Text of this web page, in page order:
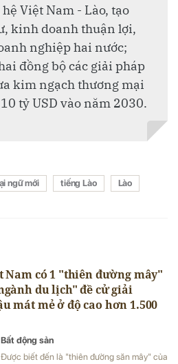
Việt Nam - Lào, tạo
kinh doanh thuận lợi,
nghiệp hai nước;
đồng bộ các giải pháp
kim ngạch thương mại
tỷ USD vào năm 2030.
ngữ mới tiếng Lào Lào
Nam có 1 "thiên đường mây"
du lịch" đề cử giải
mát mẻ ở độ cao hơn 1.500
Bất động sản
Được biết đến là "thiên đường săn mây" của